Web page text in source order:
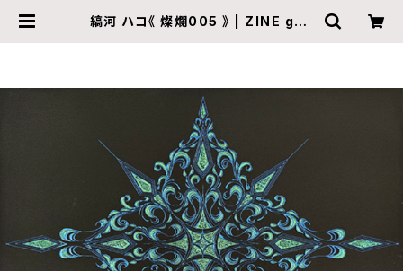
縞河 ハコ《 燦爛005 》 | ZINE gall